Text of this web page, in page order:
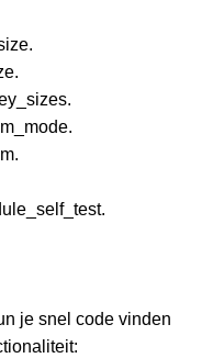
je snel code vinden